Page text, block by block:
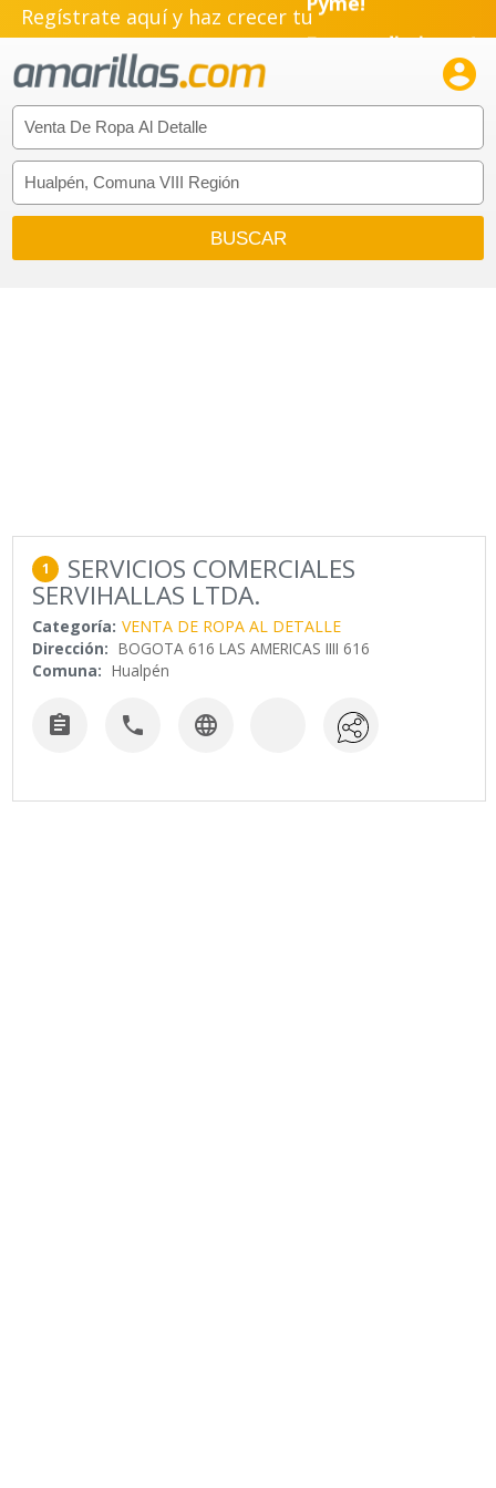
Regístrate aquí y haz crecer tuEmprendimiento!

1 SERVICIOS COMERCIALES
SERVIHALLAS LTDA.
Categoría: VENTA DE ROPA AL DETALLE
Dirección: BOGOTA 616 LAS AMERICAS IIII 616
Comuna: Hualpén
  